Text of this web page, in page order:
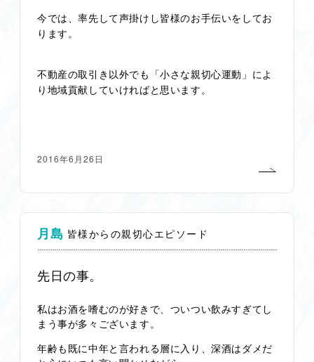
今では、率先して声掛けし皆様のお手伝いをしてお
ります。
不動産の取引き以外でも「小さな親切心運動」によ
り地域貢献していければと思います。
2016年6月26日
月島 皆様からの親切心エピソード
先日の事。
私はお酒を嗜むのが好きで、ついつい飲みすぎてし
まう事が多々ございます。
年齢も既に中年と言われる層に入り、深酒はダメだ